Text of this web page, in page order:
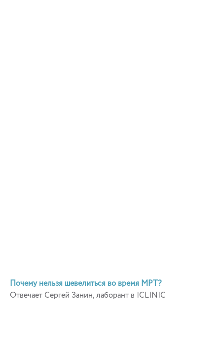
Почему нельзя шевелиться во время МРТ?
Отвечает Сергей Занин, лаборант в ICLINIC